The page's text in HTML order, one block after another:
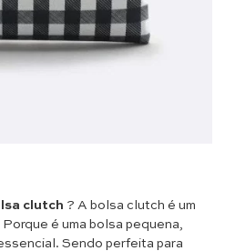
clutch ? A bolsa clutch é um
é uma bolsa pequena,
Sendo perfeita para